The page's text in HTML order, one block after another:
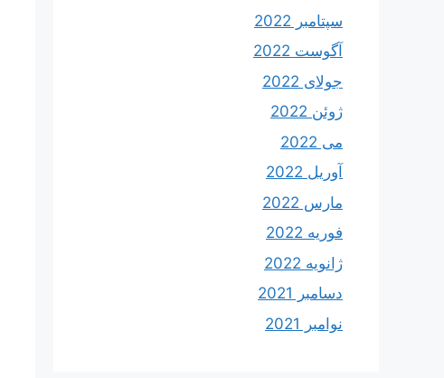
سپتامبر 2022
آگوست 2022
جولای 2022
ژوئن 2022
می 2022
آوریل 2022
مارس 2022
فوریه 2022
ژانویه 2022
دسامبر 2021
نوامبر 2021